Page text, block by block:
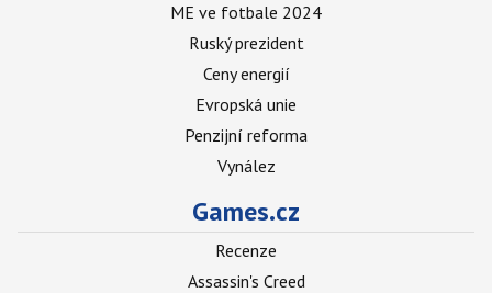
ME ve fotbale 2024
Ruský prezident
Ceny energií
Evropská unie
Penzijní reforma
Vynález
Games.cz
Recenze
Assassin's Creed